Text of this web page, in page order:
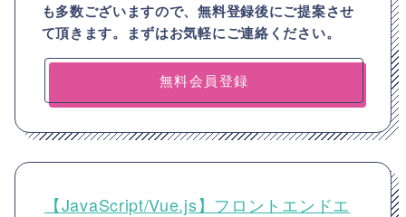
も多数ございますので、無料登録後にご提案させ
て頂きます。まずはお気軽にご連絡ください。
無料会員登録
【JavaScript/Vue.js】フロントエンドエ